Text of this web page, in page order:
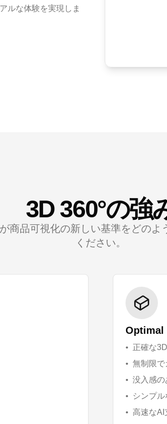
ルな体験を実現しま
3D 360°の強
商品可視化の新しい基準をどのよ
ください。
Optimal
• 正確な
• 無制限で
• 没入感の
•
シンプ
• 高速なAI